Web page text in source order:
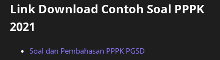
Link Download Contoh Soal PPPK
2021
Soal dan Pembahasan PPPK PGSD